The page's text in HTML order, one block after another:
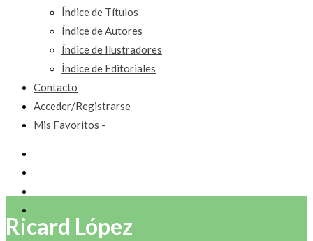
Índice de Títulos
Índice de Autores
Índice de Ilustradores
Índice de Editoriales
Contacto
Acceder/Registrarse
Mis Favoritos -
Ricard López